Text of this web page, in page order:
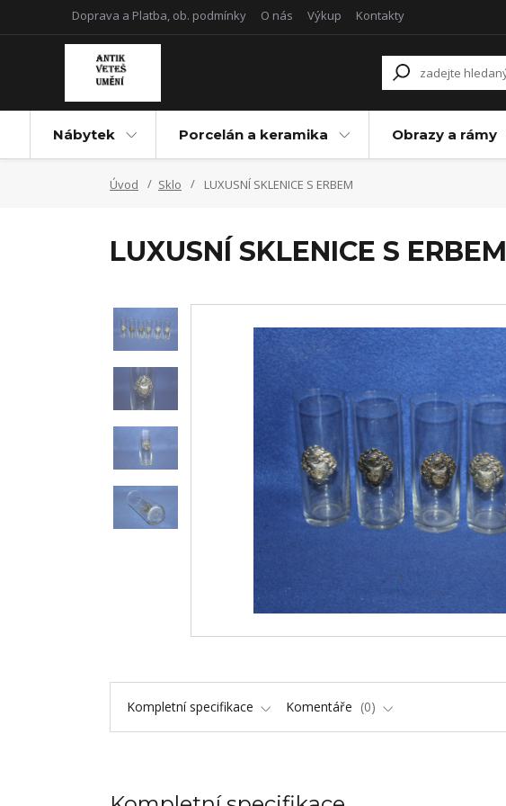
Doprava a Platba, ob. podmínky O nás Výkup Kontakty
Nábytek Porcelán a keramika Obrazy a rámy
Úvod Sklo LUXUSNÍ SKLENICE S ERBEM
LUXUSNÍ SKLENICE S ERBEM
Kompletní specifikace Komentáře 0